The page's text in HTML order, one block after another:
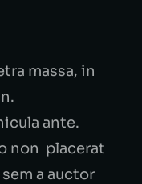
massa, in
ante.
non placerat
a auctor